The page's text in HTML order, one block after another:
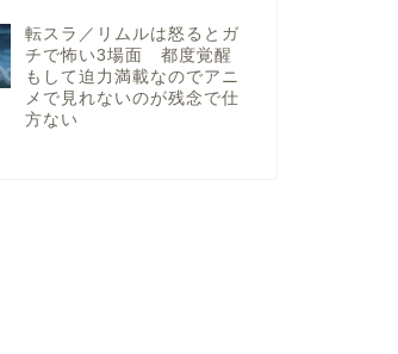
転スラ／リムルは怒るとガ
チで怖い3場面 都度覚醒
もして迫力満載なのでアニ
メで見れないのが残念で仕
方ない